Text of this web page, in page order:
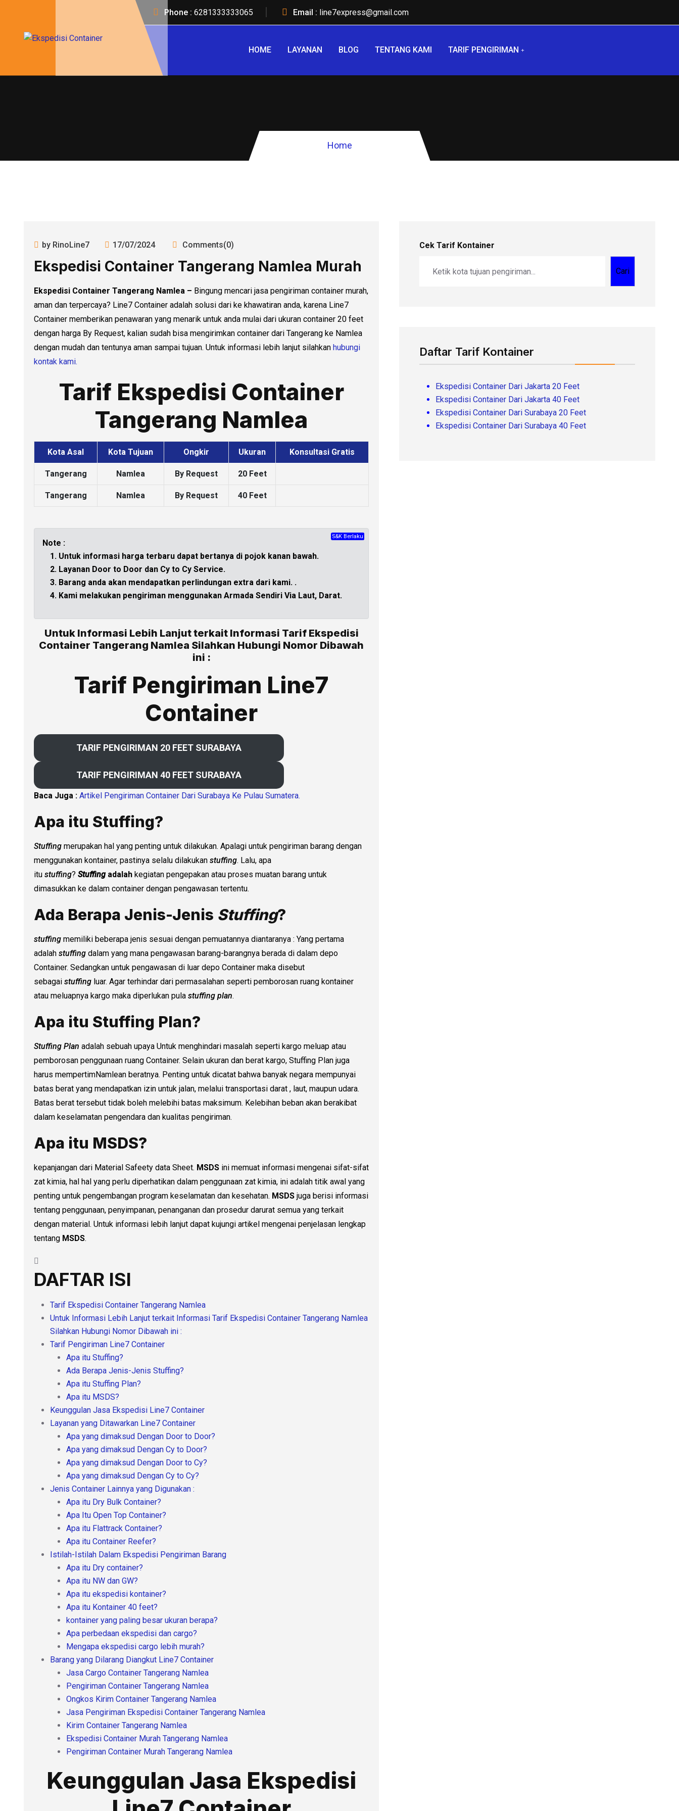
Phone : 6281333333065 Email : line7express@gmail.com
HOME LAYANAN BLOG TENTANG KAMI TARIF PENGIRIMAN
Home
by RinoLine7 17/07/2024 Comments(0)
Ekspedisi Container Tangerang Namlea Murah
Ekspedisi Container Tangerang Namlea – Bingung mencari jasa pengiriman container murah,
aman dan terpercaya? Line7 Container adalah solusi dari ke khawatiran anda, karena Line7
Container memberikan penawaran yang menarik untuk anda mulai dari ukuran container 20 feet
dengan harga By Request, kalian sudah bisa mengirimkan container dari Tangerang ke Namlea
dengan mudah dan tentunya aman sampai tujuan. Untuk informasi lebih lanjut silahkan hubungi
kontak kami.
Tarif Ekspedisi Container
Tangerang Namlea
Kota Asal Kota Tujuan Ongkir Ukuran Konsultasi Gratis
Tangerang Namlea By Request 20 Feet
Tangerang Namlea By Request 40 Feet
Note :
Untuk informasi harga terbaru dapat bertanya di
CHAT
pojok kanan bawah.
Layanan Door to Door dan Cy to Cy Service.
Barang anda akan mendapatkan perlindungan extra dari kami.
S&K Berlaku
.
Kami melakukan pengiriman menggunakan Armada Sendiri Via Laut, Darat.
Untuk Informasi Lebih Lanjut terkait Informasi Tarif Ekspedisi
Container Tangerang Namlea Silahkan Hubungi Nomor Dibawah
ini :
Tarif Pengiriman Line7
Container
TARIF PENGIRIMAN 20 FEET SURABAYA
TARIF PENGIRIMAN 40 FEET SURABAYA
Baca Juga : Artikel Pengiriman Container Dari Surabaya Ke Pulau Sumatera.
Apa itu Stuffing?
Stuffing merupakan hal yang penting untuk dilakukan. Apalagi untuk pengiriman barang dengan
menggunakan kontainer, pastinya selalu dilakukan stuffing. Lalu, apa
itu stuffing? Stuffingadalah kegiatan pengepakan atau proses muatan barang untuk
dimasukkan ke dalam container dengan pengawasan tertentu.
Ada Berapa Jenis-Jenis Stuffing?
stuffing memiliki beberapa jenis sesuai dengan pemuatannya diantaranya : Yang pertama
adalah stuffing dalam yang mana pengawasan barang-barangnya berada di dalam depo
Container. Sedangkan untuk pengawasan di luar depo Container maka disebut
sebagai stuffing luar. Agar terhindar dari permasalahan seperti pemborosan ruang kontainer
atau meluapnya kargo maka diperlukan pula stuffing plan.
Apa itu Stuffing Plan?
Stuffing Plan adalah sebuah upaya Untuk menghindari masalah seperti kargo meluap atau
pemborosan penggunaan ruang Container. Selain ukuran dan berat kargo, Stuffing Plan juga
harus mempertimNamlean beratnya. Penting untuk dicatat bahwa banyak negara mempunyai
batas berat yang mendapatkan izin untuk jalan, melalui transportasi darat , laut, maupun udara.
Batas berat tersebut tidak boleh melebihi batas maksimum. Kelebihan beban akan berakibat
dalam keselamatan pengendara dan kualitas pengiriman.
Apa itu MSDS?
kepanjangan dari Material Safeety data Sheet. MSDS ini memuat informasi mengenai sifat-sifat
zat kimia, hal hal yang perlu diperhatikan dalam penggunaan zat kimia, ini adalah titik awal yang
penting untuk pengembangan program keselamatan dan kesehatan. MSDS juga berisi informasi
tentang penggunaan, penyimpanan, penanganan dan prosedur darurat semua yang terkait
dengan material. Untuk informasi lebih lanjut dapat kujungi artikel mengenai penjelasan lengkap
tentang MSDS.
DAFTAR ISI
Tarif Ekspedisi Container Tangerang Namlea
Untuk Informasi Lebih Lanjut terkait Informasi Tarif Ekspedisi Container Tangerang Namlea
Silahkan Hubungi Nomor Dibawah ini :
Tarif Pengiriman Line7 Container
Apa itu Stuffing?
Ada Berapa Jenis-Jenis Stuffing?
Apa itu Stuffing Plan?
Apa itu MSDS?
Keunggulan Jasa Ekspedisi Line7 Container
Layanan yang Ditawarkan Line7 Container
Apa yang dimaksud Dengan Door to Door?
Apa yang dimaksud Dengan Cy to Door?
Apa yang dimaksud Dengan Door to Cy?
Apa yang dimaksud Dengan Cy to Cy?
Jenis Container Lainnya yang Digunakan :
Apa itu Dry Bulk Container?
Apa Itu Open Top Container?
Apa itu Flattrack Container?
Apa itu Container Reefer?
Istilah-Istilah Dalam Ekspedisi Pengiriman Barang
Apa itu Dry container?
Apa itu NW dan GW?
Apa itu ekspedisi kontainer?
Apa itu Kontainer 40 feet?
kontainer yang paling besar ukuran berapa?
Apa perbedaan ekspedisi dan cargo?
Mengapa ekspedisi cargo lebih murah?
Barang yang Dilarang Diangkut Line7 Container
Jasa Cargo Container Tangerang Namlea
Pengiriman Container Tangerang Namlea
Ongkos Kirim Container Tangerang Namlea
Jasa Pengiriman Ekspedisi Container Tangerang Namlea
Kirim Container Tangerang Namlea
Ekspedisi Container Murah Tangerang Namlea
Pengiriman Container Murah Tangerang Namlea
Keunggulan Jasa Ekspedisi
Cek Tarif Kontainer
Cari
Daftar Tarif Kontainer
Ekspedisi Container Dari Jakarta 20 Feet
Ekspedisi Container Dari Jakarta 40 Feet
Ekspedisi Container Dari Surabaya 20 Feet
Ekspedisi Container Dari Surabaya 40 Feet